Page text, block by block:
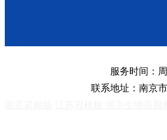
服务时间：
联系地址：南京